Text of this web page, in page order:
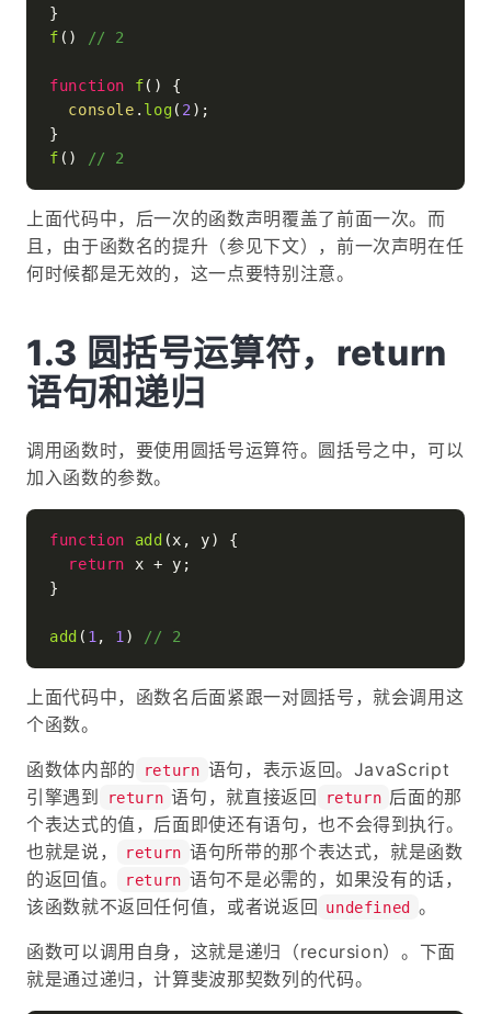
f () // 2
function f( ) {
console . log( 2 );
f () // 2
上面代码中，后一次的函数声明覆盖了前面一次。而
且，由于函数名的提升（参见下文），前一次声明在任
何时候都是无效的，这一点要特别注意。
圆括号运算符，return
语句和递归
调用函数时，要使用圆括号运算符。圆括号之中，可以
加入函数的参数。
function add (x, y) {
return x + y;
}
add ( 1 , 1 ) // 2
上面代码中，函数名后面紧跟一对圆括号，就会调用这
个函数。
函数体内部的 return 语句，表示返回。JavaScript
引擎遇到
return 语句，就直接返回 return 后面的那
个表达式的值，后面即使还有语句，也不会得到执行。
也就是说，
return 语句所带的那个表达式，就是函数
的返回值。
return 语句不是必需的，如果没有的话，
该函数就不返回任何值，或者说返回 undefined 。
函数可以调用自身，这就是递归（recursion）。下面
就是通过递归，计算斐波那契数列的代码。